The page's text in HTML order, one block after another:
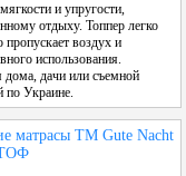
и упругости,
отдыху. Топпер легко
воздух и
использования.
дачи или съемной
по Украине.
матрасы ТМ Gute Nacht